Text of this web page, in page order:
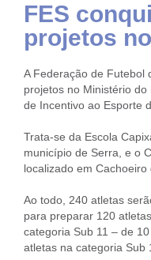
FES
projetos
A Federação de Futebol
projetos no Ministério
de Incentivo ao Esporte
Trata-se da Escola
município de Serra, e o
localizado em Cachoeiro
Ao todo, 240 atletas
para preparar 120
categoria Sub 11 – de
atletas na categoria Sub